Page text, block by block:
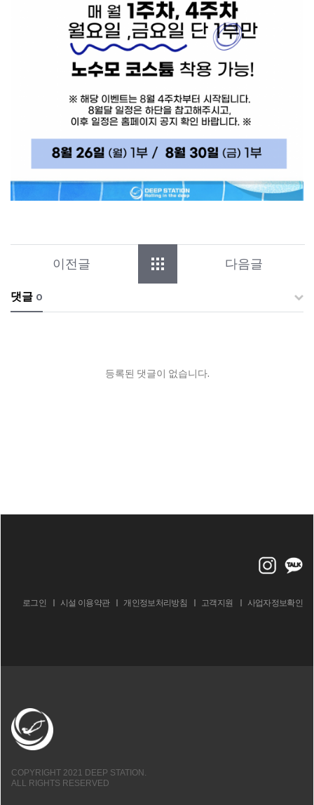
이전글 다음글
댓글 0
등록된 댓글이 없습니다.
로그인 시설 이용약관 개인정보처리방침 고객지원 사업자정보확인
COPYRIGHT 2021 DEEP STATION.
ALL RIGHTS RESERVED